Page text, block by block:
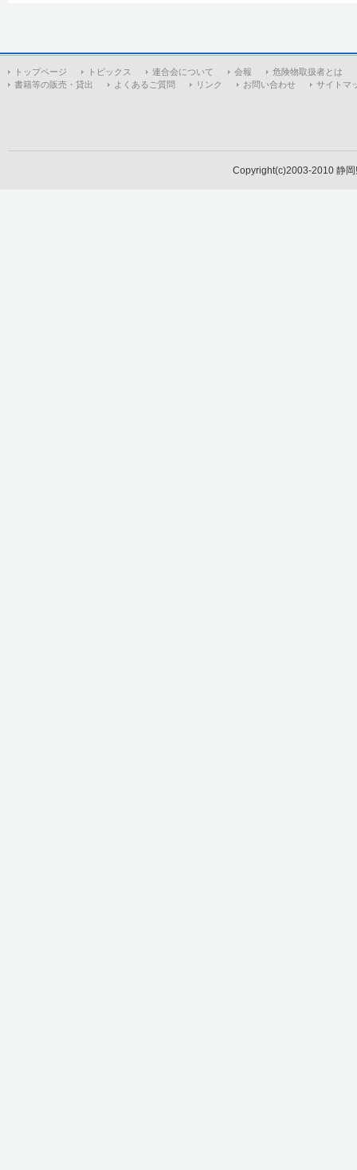
トップページ トピックス 連合会について 会報
危険物取扱者とは
書籍等の販売・貸出
よくあるご質問 リンク お問い合わせ サイトマ
Copyright(c)2003-2010 静